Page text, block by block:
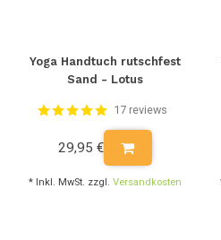
Yoga Handtuch rutschfest
Sand - Lotus
17 reviews
29,95 €
* Inkl. MwSt. zzgl. Versandkosten